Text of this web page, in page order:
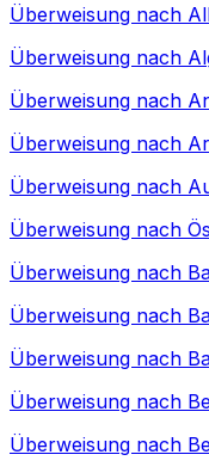
Überweisung nach
Überweisung nach
Überweisung nach
Überweisung nach
Überweisung nach
Überweisung nach
Überweisung nach
Überweisung nach
Überweisung nach
Überweisung nach
Überweisung nach